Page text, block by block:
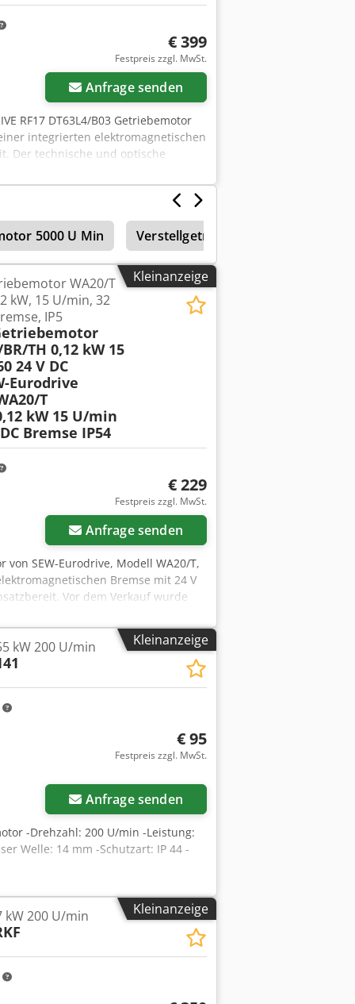
€ 399
Festpreis zzgl. MwSt.
Anfrage senden
RF17 DT63L4/B03 Getriebemotor
integrierten elektromagnetischen
Der technische und optische
den Betrieb entstanden sind.
ist. Technische Daten: Dcjdpfx
Leistung: 0,25 kW Spannung: 3× 230
U/min Drehmoment: 25 Nm
IP54 Isolationsklasse: B
5000 U Min Verstellgetriebemotor
Kleinanzeige
WA20/T
kW, 15 U/min, 32
IP5
TH 0,12 kW 15
24 V DC
Eurodrive
T
kW 15 U/min
Bremse IP54
€ 229
Festpreis zzgl. MwSt.
Anfrage senden
SEW-Eurodrive, Modell WA20/T,
Bremse mit 24 V
Vor dem Verkauf wurde
Motorgehäuse sind abgebrochene
ist rein mechanischer
oder die Zuverlässigkeit des
auf, die durch den Betrieb
WA20/T Motortyp:
AC, 50 Hz Motordrehzahl: 900
32 Nm
Isolationsklasse: F
0,65 Betriebsart: S1 Gewicht: 9,46 kg
Kleinanzeige
kW 200 U/min
€ 95
Festpreis zzgl. MwSt.
Anfrage senden
-Drehzahl: 200 U/min -Leistung:
Welle: 14 mm -Schutzart: IP 44 -
Kleinanzeige
200 U/min